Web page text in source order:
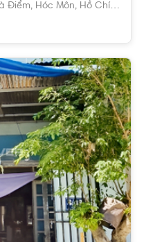
Điểm, Hóc Môn, Hồ Chí Minh